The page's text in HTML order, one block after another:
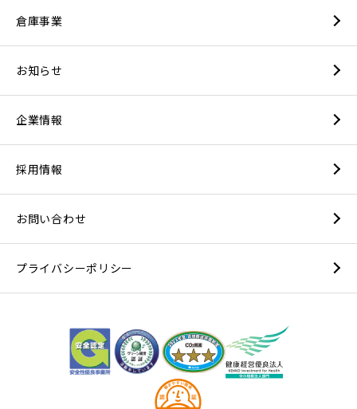
倉庫事業
お知らせ
企業情報
採用情報
お問い合わせ
プライバシーポリシー